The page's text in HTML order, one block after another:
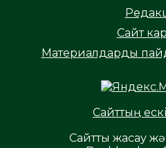
Сайт
Материалдарды
Сайттың
Сайтты жасау